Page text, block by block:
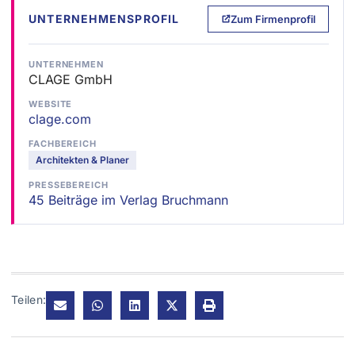
UNTERNEHMENSPROFIL Zum Firmenprofil
UNTERNEHMEN
CLAGE GmbH
WEBSITE
clage.com
FACHBEREICH
Architekten & Planer
PRESSEBEREICH
45 Beiträge im Verlag Bruchmann
Teilen: